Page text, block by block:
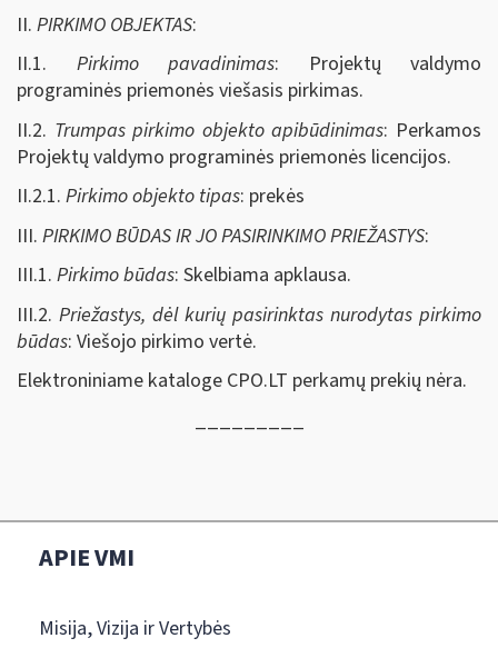
II. PIRKIMO OBJEKTAS:
II.1. Pirkimo pavadinimas: Projektų valdymo
programinės priemonės viešasis pirkimas.
II.2. Trumpas pirkimo objekto apibūdinimas: Perkamos
Projektų valdymo programinės priemonės licencijos.
II.2.1. Pirkimo objekto tipas: prekės
III. PIRKIMO BŪDAS IR JO PASIRINKIMO PRIEŽASTYS:
III.1. Pirkimo būdas: Skelbiama apklausa.
III.2. Priežastys, dėl kurių pasirinktas nurodytas pirkimo
būdas: Viešojo pirkimo vertė.
Elektroniniame kataloge CPO.LT perkamų prekių nėra.
APIE VMI
Misija, Vizija ir Vertybės